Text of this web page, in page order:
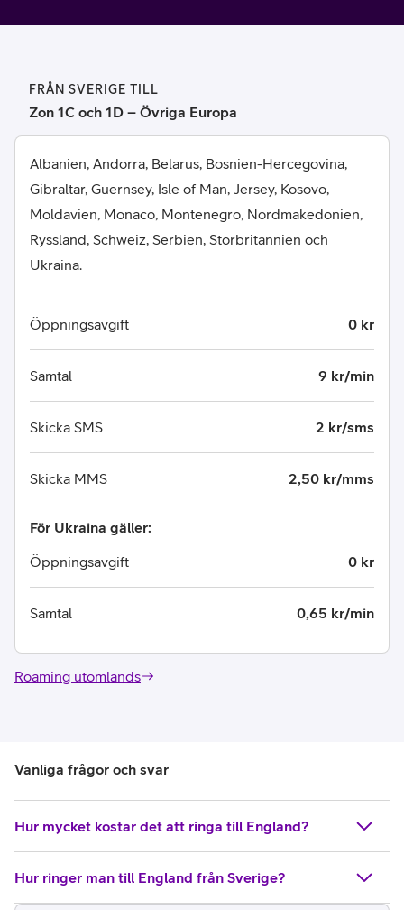
FRÅN SVERIGE TILL
Zon 1C och 1D – Övriga Europa
Albanien, Andorra, Belarus, Bosnien-Hercegovina,
Gibraltar, Guernsey, Isle of Man, Jersey, Kosovo,
Moldavien, Monaco, Montenegro, Nordmakedonien,
Ryssland, Schweiz, Serbien, Storbritannien och
Ukraina.
Öppningsavgift 0 kr
Samtal 9 kr/min
Skicka SMS 2 kr/sms
Skicka MMS 2,50 kr/mms
För Ukraina gäller:
Öppningsavgift 0 kr
Samtal 0,65 kr/min
Roaming utomlands
Vanliga frågor och svar
Hur mycket kostar det att ringa till England?
Hur ringer man till England från Sverige?